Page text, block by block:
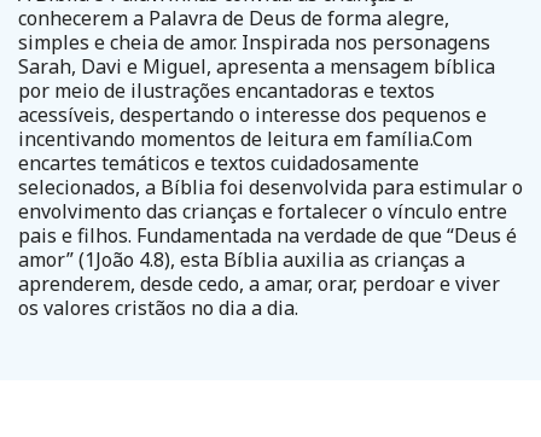
conhecerem a Palavra de Deus de forma alegre,
simples e cheia de amor. Inspirada nos personagens
Sarah, Davi e Miguel, apresenta a mensagem bíblica
por meio de ilustrações encantadoras e textos
acessíveis, despertando o interesse dos pequenos e
incentivando momentos de leitura em família.Com
encartes temáticos e textos cuidadosamente
selecionados, a Bíblia foi desenvolvida para estimular o
envolvimento das crianças e fortalecer o vínculo entre
pais e filhos. Fundamentada na verdade de que “Deus é
amor” (1João 4.8), esta Bíblia auxilia as crianças a
aprenderem, desde cedo, a amar, orar, perdoar e viver
os valores cristãos no dia a dia.